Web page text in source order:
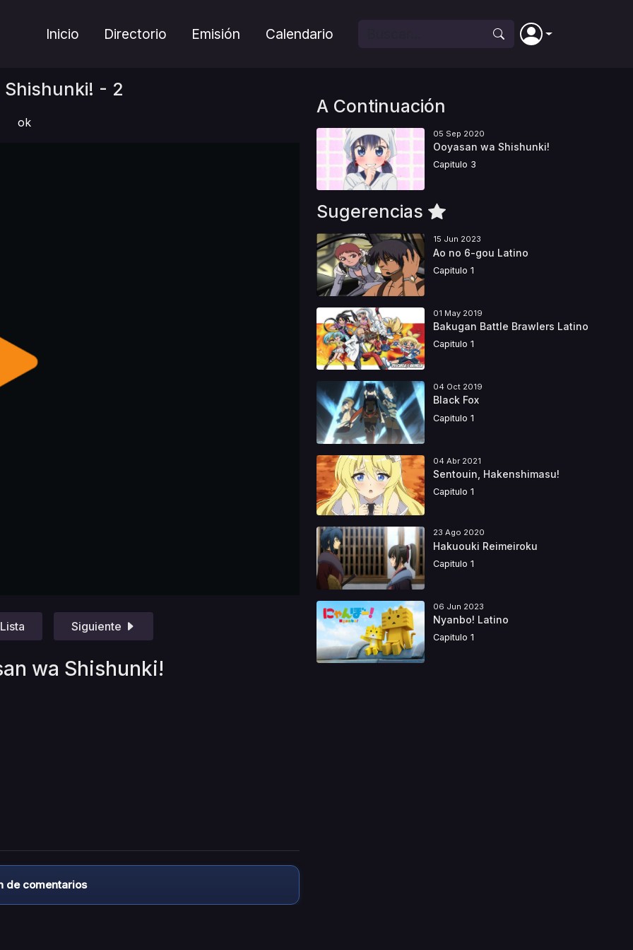
Inicio Directorio Emisión Calendario
Shishunki! - 2
ok
Lista Siguiente
wa Shishunki!
de comentarios
A Continuación
05 Sep 2020
Ooyasan wa Shishunki!
Capitulo 3
Sugerencias
15 Jun 2023
Ao no 6-gou Latino
Capitulo 1
01 May 2019
Bakugan Battle Brawlers Latino
Capitulo 1
04 Oct 2019
Black Fox
Capitulo 1
04 Abr 2021
Sentouin, Hakenshimasu!
Capitulo 1
23 Ago 2020
Hakuouki Reimeiroku
Capitulo 1
06 Jun 2023
Nyanbo! Latino
Capitulo 1